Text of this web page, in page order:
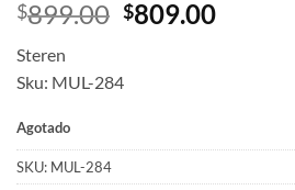
$899.00 Original
$899.00.
$809.00Current
Steren
Sku: MUL-284
Agotado
SKU: MUL-284